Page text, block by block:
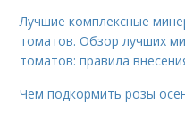
Лучшие комплексные
томатов. Обзор лучших
томатов: правила
Чем подкормить розы